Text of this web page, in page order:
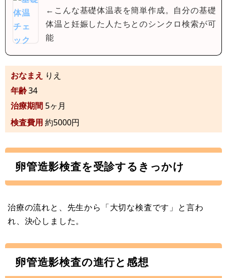
←こんな基礎体温表を簡単作成。自分の基礎
体温と妊娠した人たちとのシンクロ検索が可
能
おなまえ りえ
年齢34
治療期間 5ヶ月
検査費用 約5000円
卵管造影検査を受診するきっかけ
治療の流れと、先生から「大切な検査です」と言わ
れ、決心しました。
卵管造影検査の進行と感想